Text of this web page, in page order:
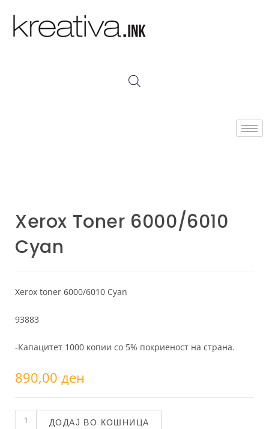
Xerox Toner 6000/6010
Cyan
Xerox toner 6000/6010 Cyan
93883
-Капацитет 1000 копии со 5% покриеност на страна.
890,00 ден
ДОДАЈ ВО КОШНИЦА